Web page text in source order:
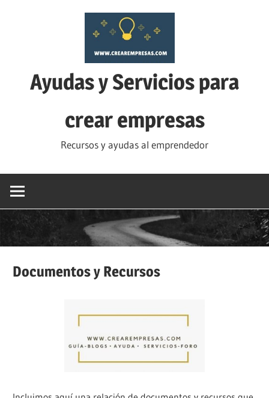
Ayudas y Servicios para
crear empresas
Recursos y ayudas al emprendedor
Documentos y Recursos